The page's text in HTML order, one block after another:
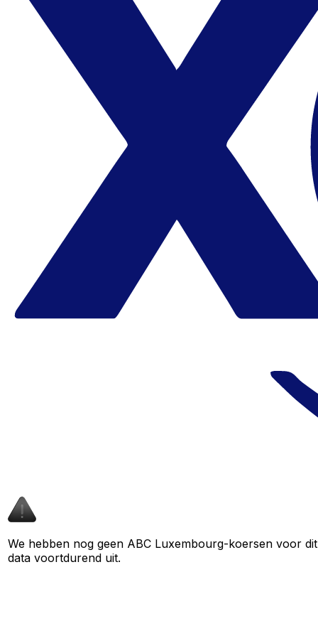
We hebben nog geen ABC Luxembourg-koersen voor
data voortdurend uit.